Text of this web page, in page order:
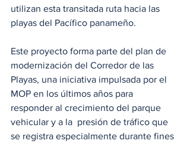
utilizan esta transitada ruta hacia las
playas del Pacífico panameño.
Este proyecto forma parte del plan de
modernización del Corredor de las
Playas, una iniciativa impulsada por el
MOP en los últimos años para
responder al crecimiento del parque
vehicular y a la  presión de tráfico que
se registra especialmente durante fines